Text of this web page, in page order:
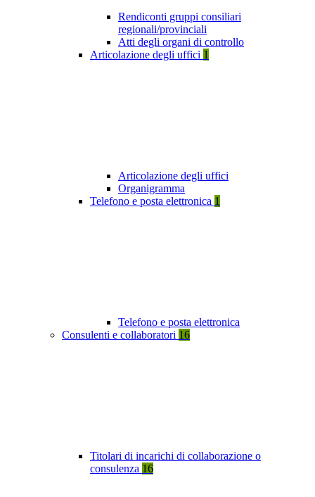
Rendiconti gruppi consiliari
regionali/provinciali
Atti degli organi di controllo
Articolazione degli uffici 1
Articolazione degli uffici
Organigramma
Telefono e posta elettronica 1
Telefono e posta elettronica
Consulenti e collaboratori 16
Titolari di incarichi di collaborazione o
consulenza 16